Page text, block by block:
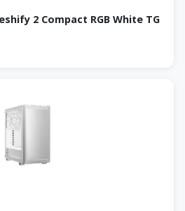
2 Compact RGB White TG